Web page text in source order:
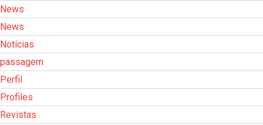
News
News
Notícias
passagem
Perfil
Profiles
Revistas